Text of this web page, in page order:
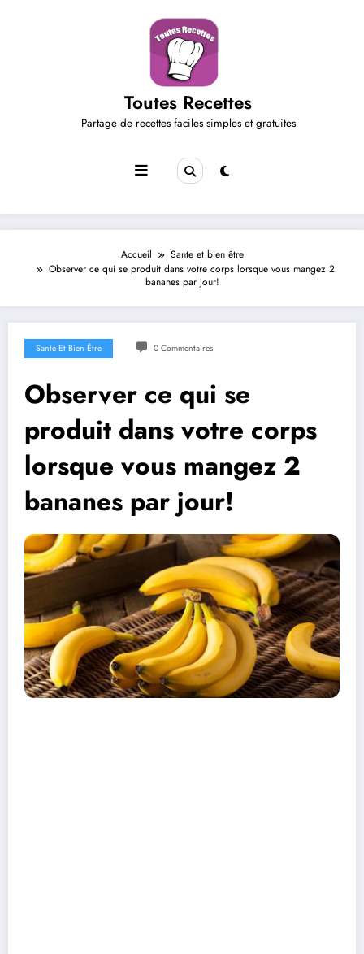
Toutes Recettes
Partage de recettes faciles simples et gratuites
Accueil
Sante et bien être
Observer ce qui se produit dans votre corps lorsque vous mangez 2
bananes par jour!
Sante Et Bien Être 0 Commentaires
Observer ce qui se
produit dans votre corps
lorsque vous mangez 2
bananes par jour!